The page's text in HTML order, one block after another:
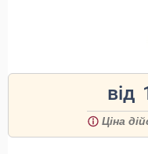
від
Ціна